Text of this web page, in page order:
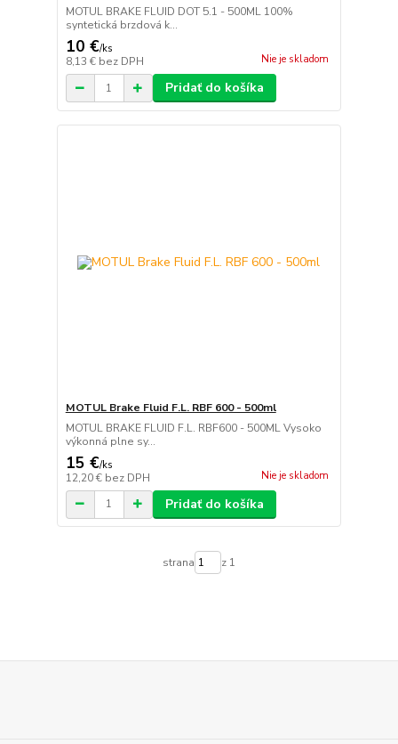
MOTUL BRAKE FLUID DOT 5.1 - 500ML 100%
syntetická brzdová k...
10 €/ks
8,13 € bez DPH Nie je skladom
Pridať do košíka
MOTUL Brake Fluid F.L. RBF 600 - 500ml
MOTUL BRAKE FLUID F.L. RBF600 - 500ML Vysoko
výkonná plne sy...
15 €/ks
12,20 € bez DPH Nie je skladom
Pridať do košíka
strana z 1